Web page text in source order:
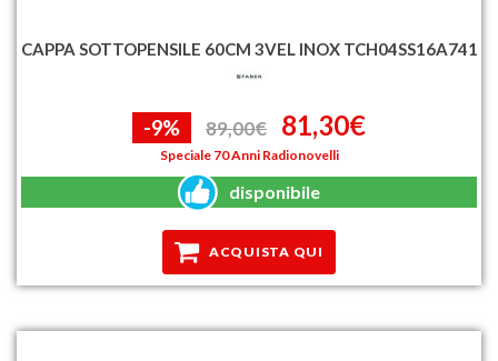
CAPPA SOTTOPENSILE 60CM 3VEL INOX TCH04SS16A741
-9% 89,00€ 81,30€
Speciale 70 Anni Radionovelli
disponibile
ACQUISTA QUI